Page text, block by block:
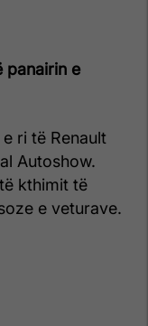
panairin e
ri të Renault
Autoshow.
kthimit të
e veturave.